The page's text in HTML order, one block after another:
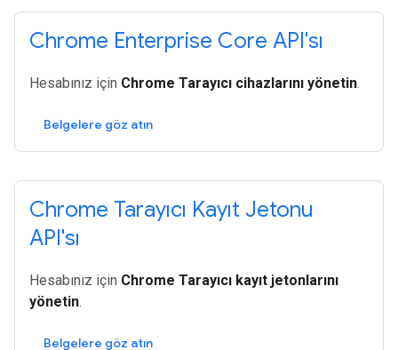
Chrome Enterprise Core API'sı
Hesabınız için Chrome Tarayıcı cihazlarını yönetin.
Belgelere göz atın
Chrome Tarayıcı Kayıt Jetonu
API'sı
Hesabınız için Chrome Tarayıcı kayıt jetonlarını
yönetin.
Belgelere göz atın